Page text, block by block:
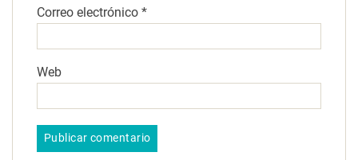
Correo electrónico *
Web